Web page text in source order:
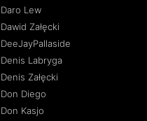
Daro Lew
Dawid Załęcki
DeeJayPallaside
Denis Labryga
Denis Załęcki
Don Diego
Don Kasjo